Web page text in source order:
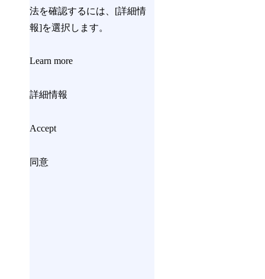
法を確認するには、[詳細情
報]を選択します。
Learn more
詳細情報
Accept
同意